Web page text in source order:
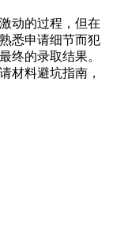
动的过程，但在
悉申请细节而犯
终的录取结果。
材料避坑指南，